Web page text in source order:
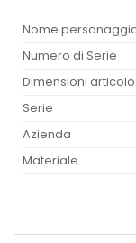
Nome
Numero di Serie
Dimensioni articolo:
Serie
Azienda
Materiale